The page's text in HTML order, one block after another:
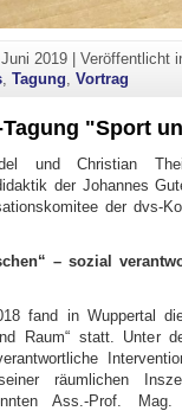
2019| Veröffentlicht
, Tagung, Vortrag
"Sport
und Christian
der Johannes
der dvs-
– sozial
fand in Wuppertal
Raum“ statt. Unter
räumlichen
Ass.-Prof.